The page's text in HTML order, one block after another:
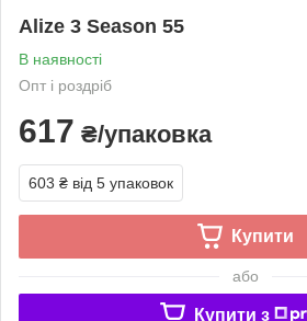
Alize 3 Season 55
В наявності
Опт і роздріб
617 ₴/упаковка
603 ₴ від 5 упаковок
Купити
або
Купити з